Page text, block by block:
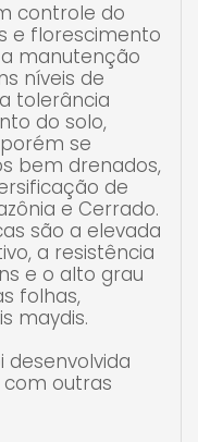
instituições.
controle do
e florescimento
manutenção
níveis de
tolerância
do solo,
se
bem drenados,
de
e Cerrado.
são a elevada
a resistência
e o alto grau
folhas,
maydis.
desenvolvida
outras